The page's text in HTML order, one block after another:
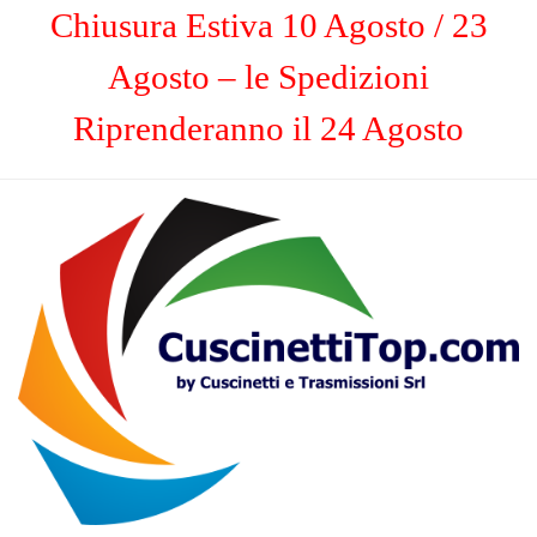
Chiusura Estiva 10 Agosto / 23
Agosto – le Spedizioni
Riprenderanno il 24 Agosto